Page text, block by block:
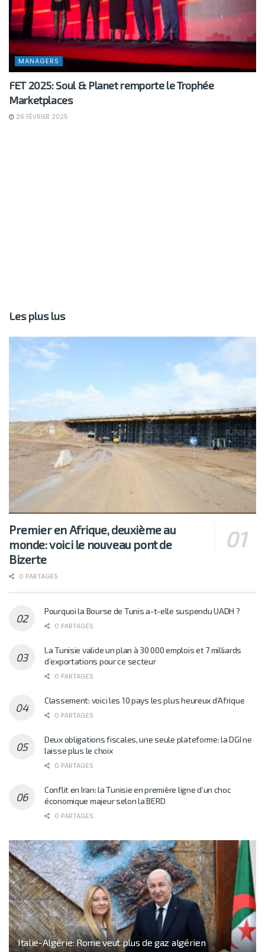
MANAGERS
FET 2025: Soul & Planet remporte le Trophée
Marketplaces
26 FÉVRIER 2025
Les plus lus
Premier en Afrique, deuxième au
monde: voici le nouveau pont de
Bizerte
0 PARTAGES
Pourquoi la Bourse de Tunis a-t-elle suspendu UADH ?
0 PARTAGES
La Tunisie valide un plan à 30 000 emplois et 7 milliards
d’exportations pour ce secteur
0 PARTAGES
Classement: voici les 10 pays les plus heureux d’Afrique
0 PARTAGES
Deux obligations fiscales, une seule plateforme: la DGI ne
laisse plus le choix
0 PARTAGES
Conflit en Iran: la Tunisie en première ligne d’un choc
économique majeur selon la BERD
0 PARTAGES
Italie-Algérie: Rome veut plus de gaz algérien